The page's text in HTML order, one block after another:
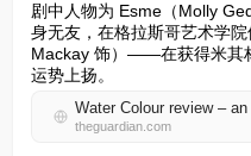
剧中人物为 Esme（Molly
身无友，在格拉斯哥艺术学
Mackay 饰）——在获得米其
运势上扬。
theguardian.com